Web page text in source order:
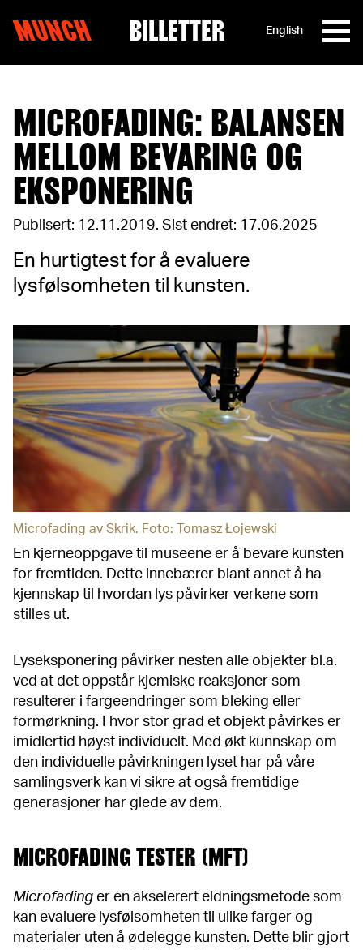
MUNCH BILLETTER English
MICROFADING: BALANSEN
MELLOM BEVARING OG
EKSPONERING
Publisert: 12.11.2019. Sist endret: 17.06.2025
En hurtigtest for å evaluere
lysfølsomheten til kunsten.
Microfading av Skrik. Foto: Tomasz Łojewski
En kjerneoppgave til museene er å bevare kunsten
for fremtiden. Dette innebærer blant annet å ha
kjennskap til hvordan lys påvirker verkene som
stilles ut.
Lyseksponering påvirker nesten alle objekter bl.a.
ved at det oppstår kjemiske reaksjoner som
resulterer i fargeendringer som bleking eller
formørkning. I hvor stor grad et objekt påvirkes er
imidlertid høyst individuelt. Med økt kunnskap om
den individuelle påvirkningen lyset har på våre
samlingsverk kan vi sikre at også fremtidige
generasjoner har glede av dem.
MICROFADING TESTER (MFT)
Microfading er en akselerert eldningsmetode som
kan evaluere lysfølsomheten til ulike farger og
materialer uten å ødelegge kunsten. Dette blir gjort